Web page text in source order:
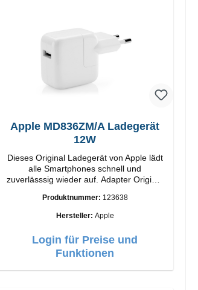
Apple MD836ZM/A Ladegerät
12W
Dieses Original Ladegerät von Apple lädt
alle Smartphones schnell und
zuverlässsig wieder auf. Adapter Original
Anschlüsse: USB-A Output: 12W Farbe:
Weiss
Produktnummer: 123638
Hersteller: Apple
Login für Preise und
Funktionen